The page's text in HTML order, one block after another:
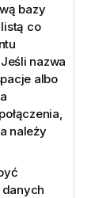
bazy
co
nazwa
albo
należy